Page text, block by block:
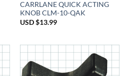
CARRLANE QUICK ACTING
KNOB CLM-10-QAK
USD $13.99